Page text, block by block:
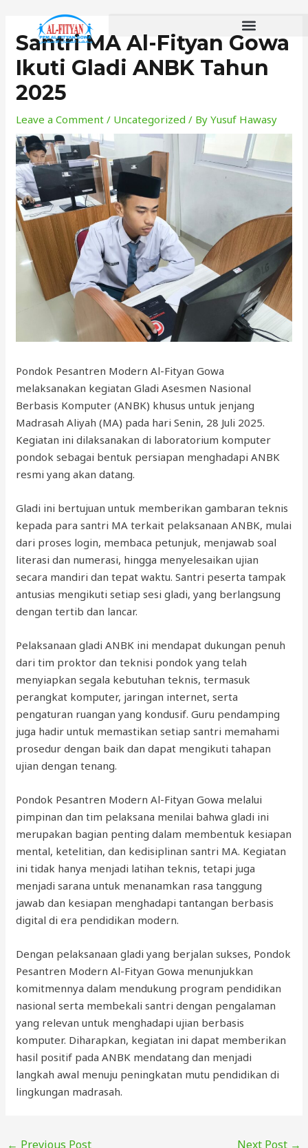
content
Santri MA Al-Fityan Gowa
Ikuti Gladi ANBK Tahun
2025
Leave a Comment / Uncategorized / ByYusuf Hawasy
Pondok Pesantren Modern Al-Fityan Gowa
melaksanakan kegiatan Gladi Asesmen Nasional
Berbasis Komputer (ANBK) khusus untuk jenjang
Madrasah Aliyah (MA) pada hari Senin, 28 Juli 2025.
Kegiatan ini dilaksanakan di laboratorium komputer
pondok sebagai bentuk persiapan menghadapi ANBK
resmi yang akan datang.
Gladi ini bertujuan untuk memberikan gambaran teknis
kepada para santri MA terkait pelaksanaan ANBK, mulai
dari proses login, membaca petunjuk, menjawab soal
literasi dan numerasi, hingga menyelesaikan ujian
secara mandiri dan tepat waktu. Santri peserta tampak
antusias mengikuti setiap sesi gladi, yang berlangsung
dengan tertib dan lancar.
Pelaksanaan gladi ANBK ini mendapat dukungan penuh
dari tim proktor dan teknisi pondok yang telah
menyiapkan segala kebutuhan teknis, termasuk
perangkat komputer, jaringan internet, serta
pengaturan ruangan yang kondusif. Guru pendamping
juga hadir untuk memastikan setiap santri memahami
prosedur dengan baik dan dapat mengikuti tahapan
ujian dengan tenang.
Pondok Pesantren Modern Al-Fityan Gowa melalui
pimpinan dan tim pelaksana menilai bahwa gladi ini
merupakan bagian penting dalam membentuk kesiapan
mental, ketelitian, dan kedisiplinan santri MA. Kegiatan
ini tidak hanya menjadi latihan teknis, tetapi juga
menjadi sarana untuk menanamkan rasa tanggung
jawab dan kesiapan menghadapi tantangan berbasis
digital di era pendidikan modern.
Dengan pelaksanaan gladi yang berjalan sukses, Pondok
Pesantren Modern Al-Fityan Gowa menunjukkan
komitmennya dalam mendukung program pendidikan
nasional serta membekali santri dengan pengalaman
yang relevan untuk menghadapi ujian berbasis
komputer. Diharapkan, kegiatan ini dapat memberikan
hasil positif pada ANBK mendatang dan menjadi
langkah awal menuju peningkatan mutu pendidikan di
lingkungan madrasah.
← Previous Post Next Post →